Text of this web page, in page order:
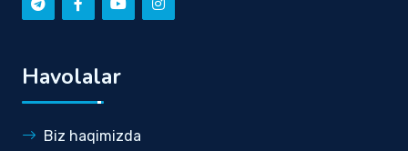
Havolalar
Biz haqimizda